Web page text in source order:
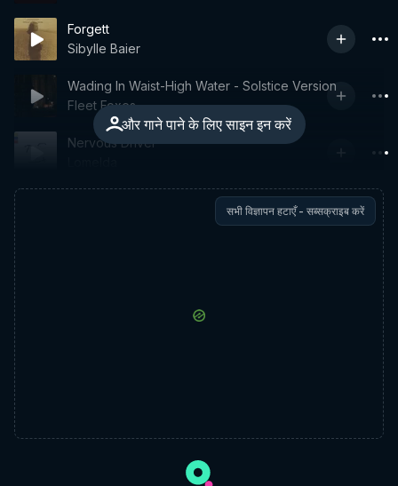
Forgett
Sibylle Baier
और गाने पाने के लिए साइन इन करें
Wading In Waist-High Water - Solstice Version
Fleet Foxes
Nervous Driver
सभी विज्ञापन हटाएँ - सब्सक्राइब करें